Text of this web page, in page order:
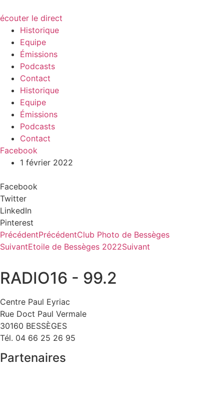
écouter le direct
Historique
Equipe
Émissions
Podcasts
Contact
Historique
Equipe
Émissions
Podcasts
Contact
Facebook
1 février 2022
Facebook
Twitter
LinkedIn
Pinterest
PrécédentPrécédentClub Photo de Bessèges
SuivantEtoile de Bessèges 2022Suivant
RADIO16 - 99.2
Centre Paul Eyriac
Rue Doct Paul Vermale
30160 BESSÈGES
Tél. 04 66 25 26 95
Partenaires